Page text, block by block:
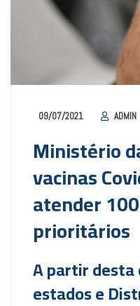
09/07/2021 ADMIN
Ministério
vacinas
atender
prioritários
A partir
estados e